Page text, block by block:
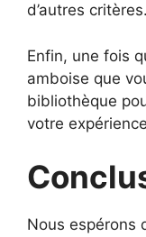
d’autres critères.
Enfin, une fois
amboise que
bibliothèque
votre
Nous espérons